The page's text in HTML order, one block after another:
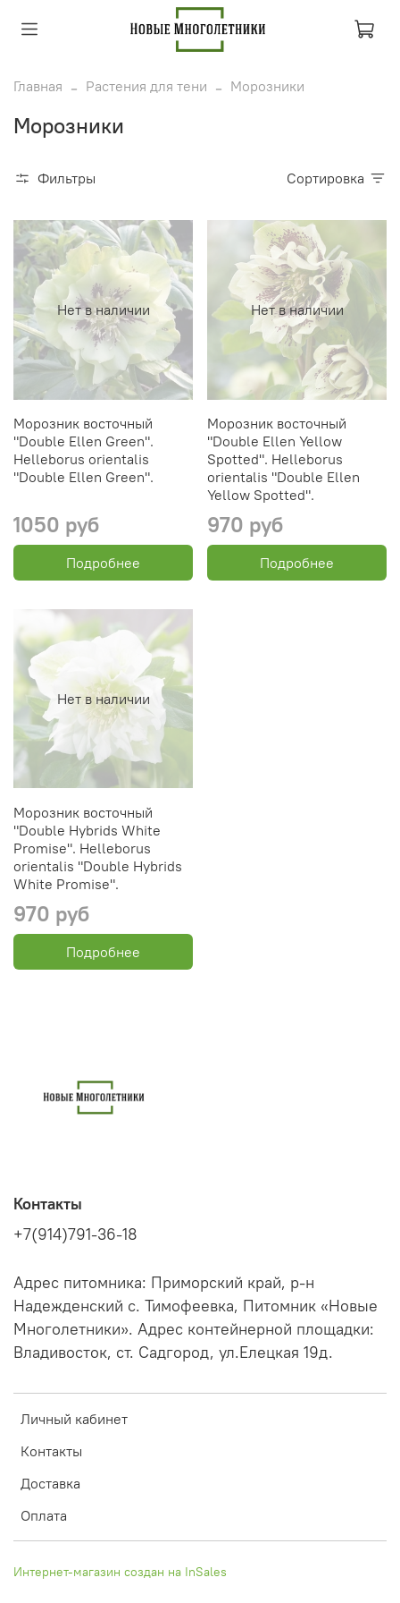
Главная Растения для тени Морозники
Морозники
Фильтры Сортировка
Нет в наличии
Морозник восточный
"Double Ellen Green".
Helleborus orientalis
"Double Ellen Green".
1050 руб
Подробнее
Нет в наличии
Морозник восточный
"Double Ellen Yellow
Spotted". Helleborus
orientalis "Double Ellen
Yellow Spotted".
970 руб
Подробнее
Нет в наличии
Морозник восточный
"Double Hybrids White
Promise". Helleborus
orientalis "Double Hybrids
White Promise".
970 руб
Подробнее
Личный кабинет
Контакты
Доставка
Оплата
Контакты
+7(914)791-36-18
Адрес питомника: Приморский край, р-н
Надежденский с. Тимофеевка, Питомник «Новые
Многолетники». Адрес контейнерной площадки:
Владивосток, ст. Садгород, ул.Елецкая 19д.
Интернет-магазин создан на InSales